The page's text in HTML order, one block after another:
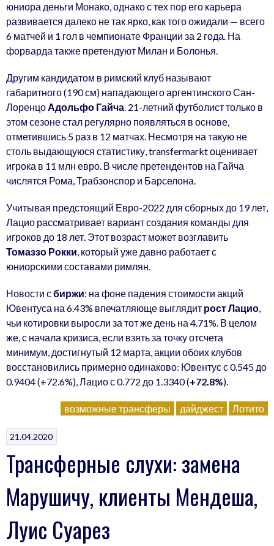
юниора деньги Монако, однако с тех пор его карьера
развивается далеко не так ярко, как того ожидали — всего
6 матчей и 1 гол в чемпионате Франции за 2 года. На
форварда также претендуют Милан и Болонья.
Другим кандидатом в римский клуб называют
габаритного (190 см) нападающего аргентинского Сан-
ЛоренцоАдольфо Гайча. 21-летний футболист только в
этом сезоне стал регулярно появляться в основе,
отметившись 5 раз в 12 матчах. Несмотря на такую не
столь выдающуюся статистику, transfermarkt оценивает
игрока в 11 млн евро. В числе претендентов на Гайча
числятся Рома, Трабзонспор и Барселона.
Учитывая предстоящий Евро-2022 для сборных до 19 лет,
Лацио рассматривает вариант создания команды для
игроков до 18 лет. Этот возраст может возглавить
Томаззо Рокки, который уже давно работает с
юниорскими составами римлян.
Новости сбиржи: на фоне падения стоимости акций
Ювентуса на 6.43% впечатляюще выглядит рост Лацио,
чьи котировки выросли за тот же день на 4.71%. В целом
же, с начала кризиса, если взять за точку отсчета
минимум, достигнутый 12 марта, акции обоих клубов
восстановились примерно одинаково: Ювентус с 0.545 до
0.9404 (+72.6%), Лацио с 0.772 до 1.3340 (+72.8%).
возможные трансферы дайджест Лотито
21.04.2020
Трансферные слухи: замена
Марушичу, клиенты Мендеша,
Луис Суарез